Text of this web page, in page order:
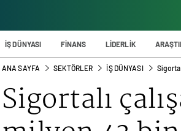
İŞ DÜNYASI FİNANS LİDERLİK
ANA SAYFA SEKTÖRLER İŞ DÜNYASI
Sigortalı